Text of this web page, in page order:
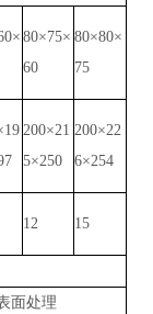
80×75×
60
80×80×
75
200×21
5×250
200×22
6×254
12 15
面处理